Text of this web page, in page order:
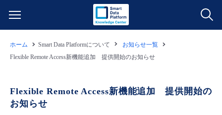
クラウド/サーバー
データ利活用
料金情報
ホーム Smart Data Platformについて
お知らせ一覧
Flexible Remote Access新機能追加 提供開始のお知らせ
Flexible Remote Access新機能追加 提供開始の
お知らせ